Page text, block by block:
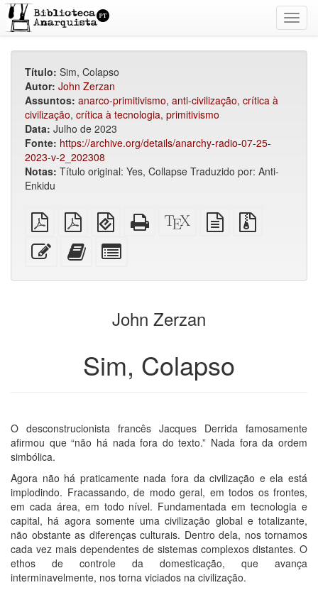
Título: Sim, Colapso
Autor: John Zerzan
Assuntos: anarco-primitivismo, anti-civilização, crítica à
civilização, crítica à tecnologia, primitivismo
Data: Julho de 2023
Fonte: https://archive.org/details/anarchy-radio-07-25-
2023-v-2_202308
Notas: Título original: Yes, Collapse Traduzido por: Anti-
Enkidu
PDF
simples
PDF
imposto
sobre
EPUB
(para
dispositivos
móveis)
HTML
puro
Código-
fonte
fonte
em
Editar
esse
Adicionar
este
ao
livros
para
bookbuilder
John Zerzan
Sim, Colapso
O desconstrucionista francês Jacques Derrida famosamente
afirmou que “não há nada fora do texto.” Nada fora da ordem
simbólica.
Agora não há praticamente nada fora da civilização e ela está
implodindo. Fracassando, de modo geral, em todos os frontes,
em cada área, em todo nível. Fundamentada em tecnologia e
capital, há agora somente uma civilização global e totalizante,
não obstante as diferenças culturais. Dentro dela, nos tornamos
cada vez mais dependentes de sistemas complexos distantes. O
ethos de controle da domesticação, que avança
interminavelmente, nos torna viciados na civilização.